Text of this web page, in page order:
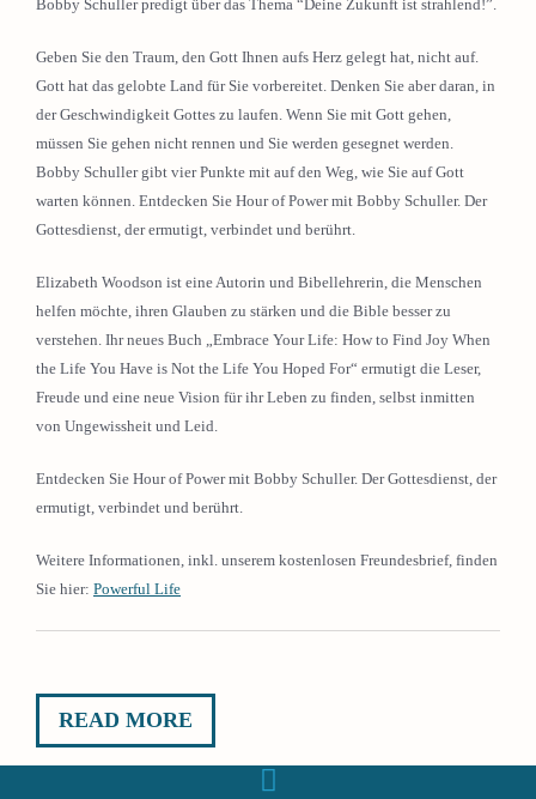
Bobby Schuller predigt über das Thema “Deine Zukunft ist strahlend!”.
Geben Sie den Traum, den Gott Ihnen aufs Herz gelegt hat, nicht auf.
Gott hat das gelobte Land für Sie vorbereitet. Denken Sie aber daran, in
der Geschwindigkeit Gottes zu laufen. Wenn Sie mit Gott gehen,
müssen Sie gehen nicht rennen und Sie werden gesegnet werden.
Bobby Schuller gibt vier Punkte mit auf den Weg, wie Sie auf Gott
warten können. Entdecken Sie Hour of Power mit Bobby Schuller. Der
Gottesdienst, der ermutigt, verbindet und berührt.
Elizabeth Woodson ist eine Autorin und Bibellehrerin, die Menschen
helfen möchte, ihren Glauben zu stärken und die Bible besser zu
verstehen. Ihr neues Buch „Embrace Your Life: How to Find Joy When
the Life You Have is Not the Life You Hoped For“ ermutigt die Leser,
Freude und eine neue Vision für ihr Leben zu finden, selbst inmitten
von Ungewissheit und Leid.
Entdecken Sie Hour of Power mit Bobby Schuller. Der Gottesdienst, der
ermutigt, verbindet und berührt.
Weitere Informationen, inkl. unserem kostenlosen Freundesbrief, finden
Sie hier: Powerful Life
READ MORE